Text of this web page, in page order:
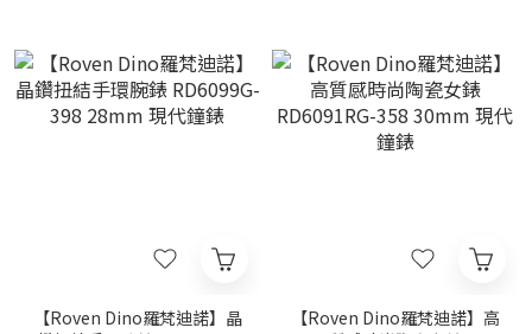
【Roven Dino羅梵迪諾】晶
【Roven Dino羅梵迪諾】高